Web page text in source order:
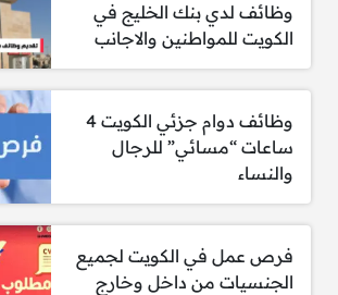
وظائف لدي بنك الخليج في
الكويت للمواطنين والاجانب
وظائف دوام جزئي الكويت 4
ساعات “مسائي” للرجال
والنساء
فرص عمل في الكويت لجميع
الجنسيات من داخل وخارج